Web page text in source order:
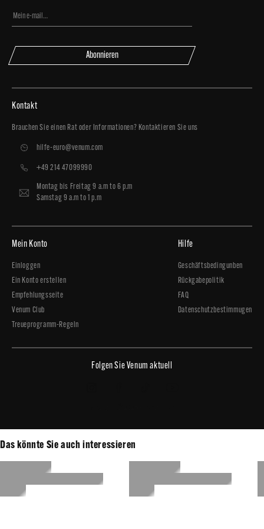
Abonnieren
Kontakt
Brauchen Sie einen Rat oder Informationen? Kontaktieren Sie uns
hilfe-euro@venum.com
+49 214 47099990
Montag bis Freitag 9 a.m to 6 p.m
Samstag 9 a.m to 1 p.m
Mein Konto
Einloggen
Ein Konto erstellen
Empfehlungsseite
Venum Club
Treueprogramm-Regeln
Hilfe
Geschäftsbedingunben
Rückgabepolitik
FAQ
Datenschutzbestimmugen
Folgen Sie Venum aktuell
Das könnte Sie auch interessieren